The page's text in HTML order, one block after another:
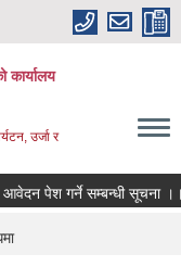
कार्यालय
उर्जा र
पेश गर्ने सम्बन्धी सूचना ।।